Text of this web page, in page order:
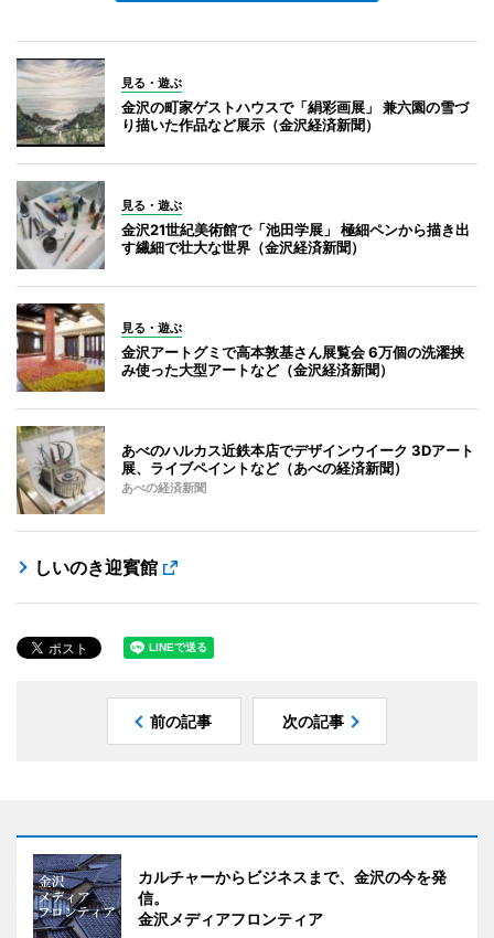
見る・遊ぶ
金沢の町家ゲストハウスで「絹彩画展」 兼六園の雪づ
り描いた作品など展示（金沢経済新聞）
見る・遊ぶ
金沢21世紀美術館で「池田学展」 極細ペンから描き出
す繊細で壮大な世界（金沢経済新聞）
見る・遊ぶ
金沢アートグミで高本敦基さん展覧会 6万個の洗濯挟
み使った大型アートなど（金沢経済新聞）
あべのハルカス近鉄本店でデザインウイーク 3Dアート
展、ライブペイントなど（あべの経済新聞）
あべの経済新聞
しいのき迎賓館
前の記事 次の記事
カルチャーからビジネスまで、金沢の今を発
信。
金沢メディアフロンティア